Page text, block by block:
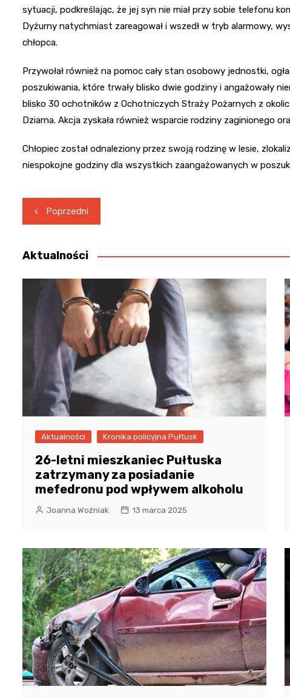
sytuacji, podkreślając, że jej syn nie miał przy sobie telefonu
Dyżurny natychmiast zareagował i wszedł w tryb alarmowy,
chłopca.
Przywołał również na pomoc cały stan osobowy jednostki,
poszukiwania, które trwały blisko dwie godziny i angażowały
blisko 30 ochotników z Ochotniczych Straży Pożarnych z
Dziarna. Akcja zyskała również wsparcie rodziny zaginionego
Chłopiec został odnaleziony przez swoją rodzinę w lesie,
niespokojne godziny dla wszystkich zaangażowanych w
Nawigacja
wpisu
Poprzedni
Aktualności
Aktualności Kronika policyjna Pułtusk
26-letni mieszkaniec Pułtuska
zatrzymany za posiadanie
mefedronu pod wpływem alkoholu
Joanna Woźniak 13 marca 2025